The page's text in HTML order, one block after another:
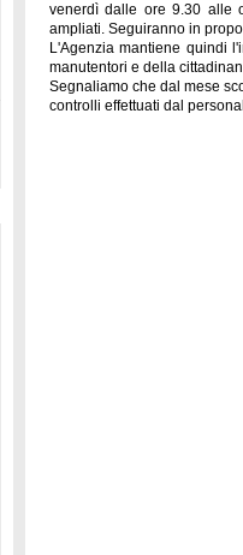
venerdì dalle ore 9.30 alle
ampliati. Seguiranno in
L'Agenzia mantiene quindi
manutentori e della
Segnaliamo che dal mese
controlli effettuati dal